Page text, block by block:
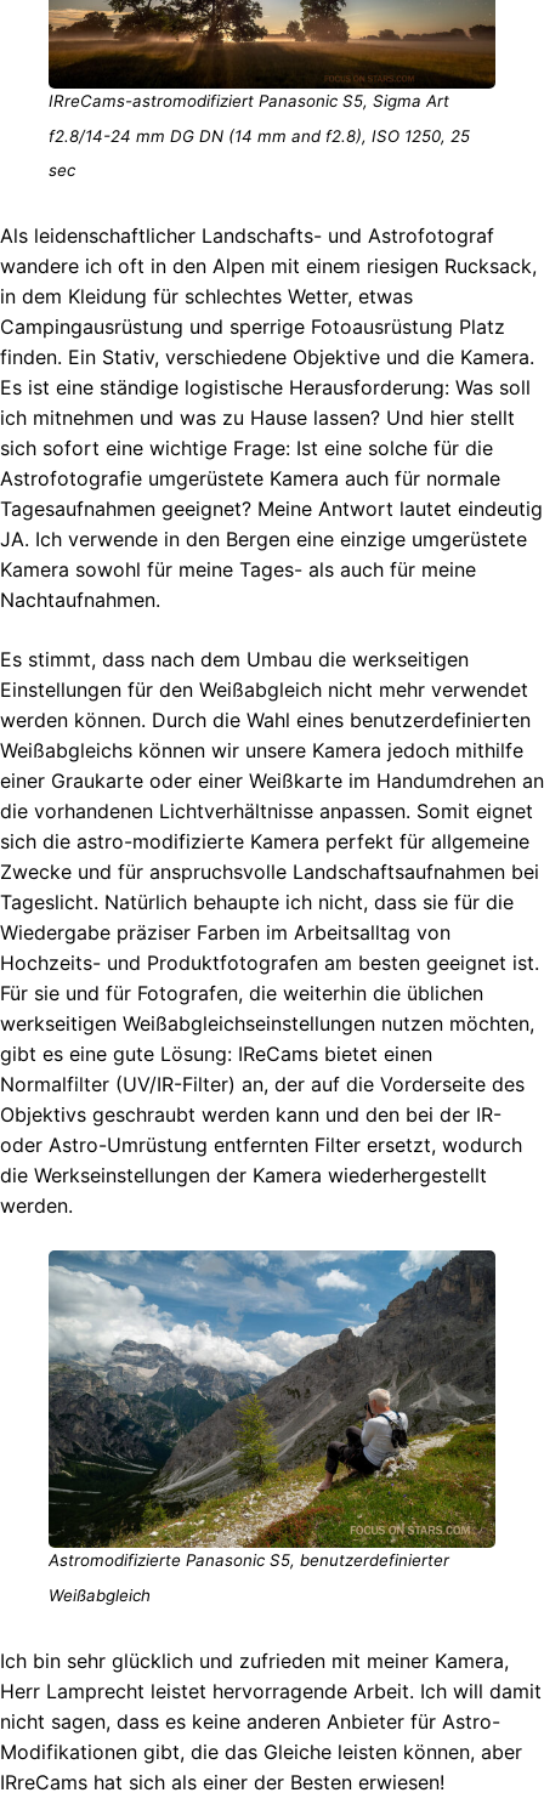
IRreCams-astromodifiziert Panasonic S5, Sigma Art
f2.8/14-24 mm DG DN (14 mm and f2.8), ISO 1250, 25
sec
Als leidenschaftlicher Landschafts- und Astrofotograf
wandere ich oft in den Alpen mit einem riesigen Rucksack,
in dem Kleidung für schlechtes Wetter, etwas
Campingausrüstung und sperrige Fotoausrüstung Platz
finden. Ein Stativ, verschiedene Objektive und die Kamera.
Es ist eine ständige logistische Herausforderung: Was soll
ich mitnehmen und was zu Hause lassen? Und hier stellt
sich sofort eine wichtige Frage: Ist eine solche für die
Astrofotografie umgerüstete Kamera auch für normale
Tagesaufnahmen geeignet? Meine Antwort lautet eindeutig
JA. Ich verwende in den Bergen eine einzige umgerüstete
Kamera sowohl für meine Tages- als auch für meine
Nachtaufnahmen.
Es stimmt, dass nach dem Umbau die werkseitigen
Einstellungen für den Weißabgleich nicht mehr verwendet
werden können. Durch die Wahl eines benutzerdefinierten
Weißabgleichs können wir unsere Kamera jedoch mithilfe
einer Graukarte oder einer Weißkarte im Handumdrehen an
die vorhandenen Lichtverhältnisse anpassen. Somit eignet
sich die astro-modifizierte Kamera perfekt für allgemeine
Zwecke und für anspruchsvolle Landschaftsaufnahmen bei
Tageslicht. Natürlich behaupte ich nicht, dass sie für die
Wiedergabe präziser Farben im Arbeitsalltag von
Hochzeits- und Produktfotografen am besten geeignet ist.
Für sie und für Fotografen, die weiterhin die üblichen
werkseitigen Weißabgleichseinstellungen nutzen möchten,
gibt es eine gute Lösung: IReCams bietet einen
Normalfilter (UV/IR-Filter) an, der auf die Vorderseite des
Objektivs geschraubt werden kann und den bei der IR-
oder Astro-Umrüstung entfernten Filter ersetzt, wodurch
die Werkseinstellungen der Kamera wiederhergestellt
werden.
Astromodifizierte Panasonic S5, benutzerdefinierter
Weißabgleich
Ich bin sehr glücklich und zufrieden mit meiner Kamera,
Herr Lamprecht leistet hervorragende Arbeit. Ich will damit
nicht sagen, dass es keine anderen Anbieter für Astro-
Modifikationen gibt, die das Gleiche leisten können, aber
IRreCams hat sich als einer der Besten erwiesen!